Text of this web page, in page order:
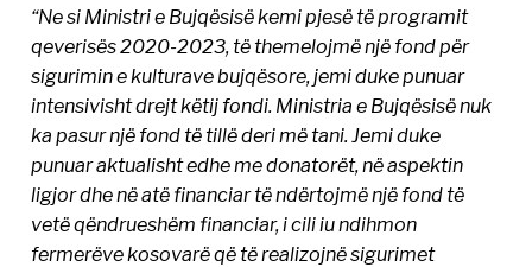
“Ne si Ministri e Bujqësisë kemi pjesë të programit
qeverisës 2020-2023, të themelojmë një fond për
sigurimin e kulturave bujqësore, jemi duke punuar
intensivisht drejt këtij fondi. Ministria e Bujqësisë nuk
ka pasur një fond të tillë deri më tani. Jemi duke
punuar aktualisht edhe me donatorët, në aspektin
ligjor dhe në atë financiar të ndërtojmë një fond të
vetë qëndrueshëm financiar, i cili iu ndihmon
fermerëve kosovarë që të realizojnë sigurimet